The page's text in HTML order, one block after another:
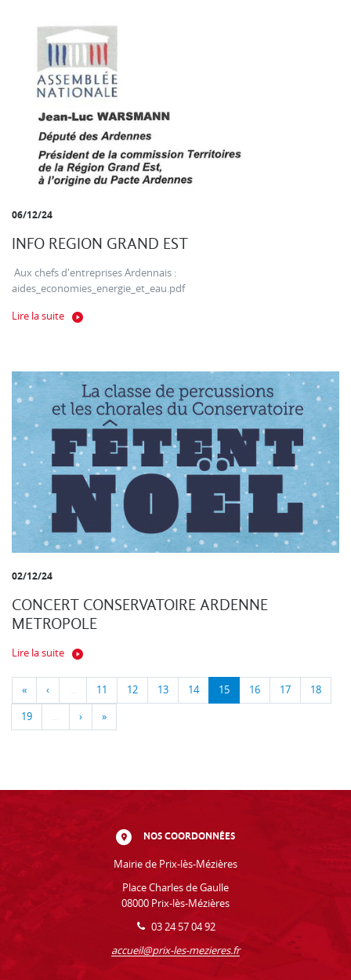
06/12/24
INFO REGION GRAND EST
Aux chefs d'entreprises Ardennais :
aides_economies_energie_et_eau.pdf
Lire la suite
02/12/24
CONCERT CONSERVATOIRE ARDENNE
METROPOLE
Lire la suite
« ‹ … 11 12 13 14 15 16 17 18
19 … › »
NOS COORDONNÉES
Mairie de Prix-lès-Mézières
Place Charles de Gaulle
08000 Prix-lès-Mézières
03 24 57 04 92
accueil@prix-les-mezieres.fr